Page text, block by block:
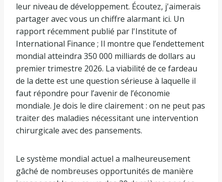
leur niveau de développement. Écoutez, j'aimerais
partager avec vous un chiffre alarmant ici. Un
rapport récemment publié par l'Institute of
International Finance ; Il montre que l’endettement
mondial atteindra 350 000 milliards de dollars au
premier trimestre 2026. La viabilité de ce fardeau
de la dette est une question sérieuse à laquelle il
faut répondre pour l’avenir de l’économie
mondiale. Je dois le dire clairement : on ne peut pas
traiter des maladies nécessitant une intervention
chirurgicale avec des pansements.
Le système mondial actuel a malheureusement
gâché de nombreuses opportunités de manière